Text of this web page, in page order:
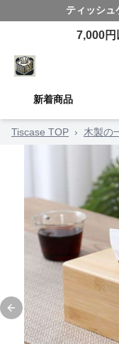
ティッシュ
7,000
新着商品
Tiscase TOP › 木製の
Previous slide